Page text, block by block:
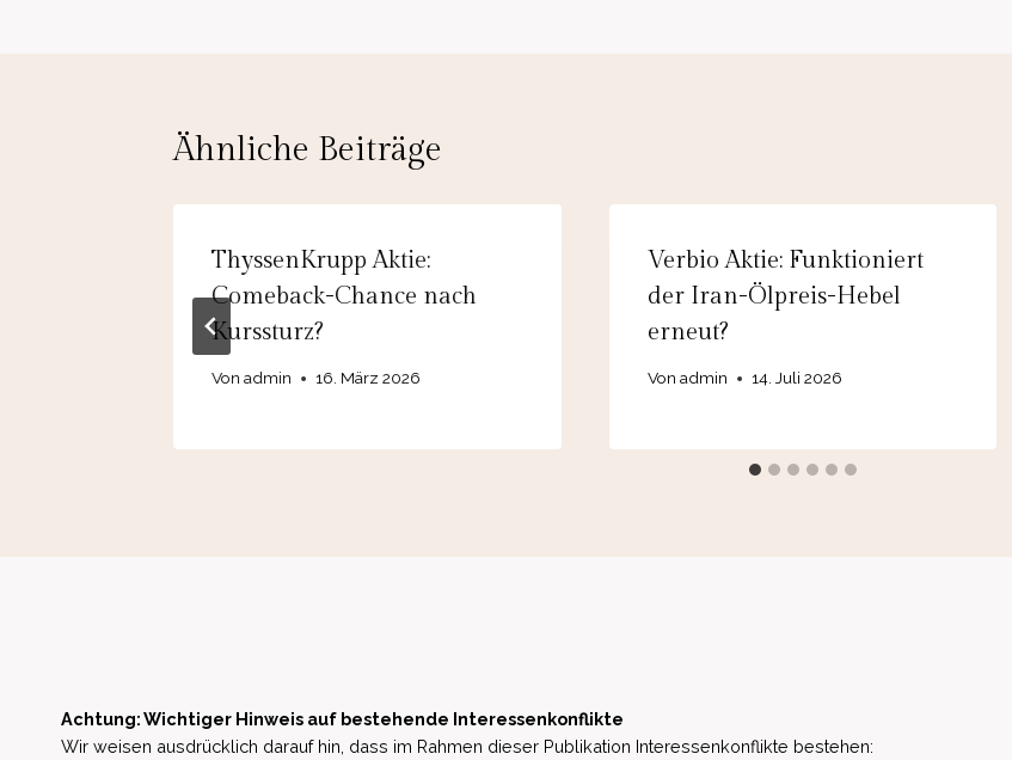
Ähnliche Beiträge
ThyssenKrupp Aktie:
Comeback-Chance nach
Kurssturz?
Von admin 16. März 2026
Verbio Aktie: Funktioniert
der Iran-Ölpreis-Hebel
erneut?
Von admin 14. Juli 2026
Achtung: Wichtiger Hinweis auf bestehende Interessenkonflikte
Wir weisen ausdrücklich darauf hin, dass im Rahmen dieser Publikation Interessenkonflikte bestehen: